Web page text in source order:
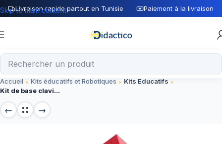
Livraison rapide partout en Tunisie Paiement à la livraison
Skip to main content
Accueil Kits éducatifs et Robotiques
Kits Educatifs
Kit de base clavier créatif éducatif makey makey